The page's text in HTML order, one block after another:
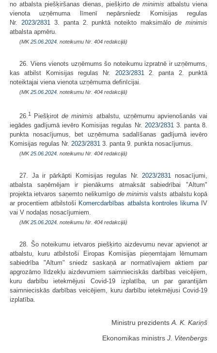
no atbalsta piešķiršanas dienas, piešķirto de minimis atbalstu viena
vienota uzņēmuma līmenī nepārsniedz Komisijas regulas
Nr. 2023/28313. panta 2. punktā noteikto maksimālode minimis
atbalsta apmēru.
(MK25.06.2024. noteikumu Nr. 404 redakcijā)
26. Viens vienots uzņēmums šo noteikumu izpratnē ir uzņēmums,
kas atbilst Komisijas regulas Nr. 2023/28312. panta 2. punktā
noteiktajai viena vienota uzņēmuma definīcijai.
(MK25.06.2024. noteikumu Nr. 404 redakcijā)
26.1 Piešķirotde minimis atbalstu, uzņēmumu apvienošanās vai
iegādes gadījumā ievēro Komisijas regulas Nr. 2023/28313. panta 8.
punkta nosacījumus, bet uzņēmuma sadalīšanas gadījumā ievēro
Komisijas regulas Nr. 2023/2831 3. panta 9. punkta nosacījumus.
(MK25.06.2024. noteikumu Nr. 404 redakcijā)
27. Ja ir pārkāpti Komisijas regulas Nr.2023/2831 nosacījumi,
atbalsta saņēmējam ir pienākums atmaksāt sabiedrībai "Altum"
projekta ietvaros saņemto nelikumīgo de minimis valsts atbalstu kopā
ar procentiem atbilstoši Komercdarbības atbalsta kontroles likumaIV
vai V nodaļas nosacījumiem.
(MK25.06.2024. noteikumu Nr. 404 redakcijā)
28. Šo noteikumu ietvaros piešķirto aizdevumu nevar apvienot ar
atbalstu, kuru atbilstoši Eiropas Komisijas pieņemtajam lēmumam
sabiedrība "Altum" sniedz saskaņā ar normatīvajiem aktiem par
apgrozāmo līdzekļu aizdevumiem saimnieciskās darbības veicējiem,
kuru darbību ietekmējusi Covid-19 izplatība, un par garantijām
saimnieciskās darbības veicējiem, kuru darbību ietekmējusi Covid-19
izplatība.
Ministru prezidentsA. K. Kariņš
Ekonomikas ministrs J. Vitenbergs